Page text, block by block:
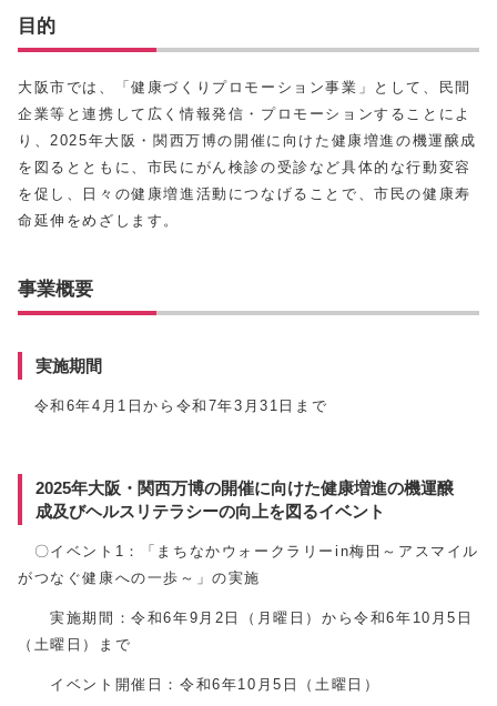
目的
大阪市では、「健康づくりプロモーション事業」として、民間
企業等と連携して広く情報発信・プロモーションすることによ
り、2025年大阪・関西万博の開催に向けた健康増進の機運醸成
を図るとともに、市民にがん検診の受診など具体的な行動変容
を促し、日々の健康増進活動につなげることで、市民の健康寿
命延伸をめざします。
事業概要
実施期間
令和6年4月1日から令和7年3月31日まで
2025年大阪・関西万博の開催に向けた健康増進の機運醸
成及びヘルスリテラシーの向上を図るイベント
〇イベント1：「まちなかウォークラリーin梅田～アスマイル
がつなぐ健康への一歩～」の実施
実施期間：令和6年9月2日（月曜日）から令和6年10月5日
（土曜日）まで
イベント開催日：令和6年10月5日（土曜日）